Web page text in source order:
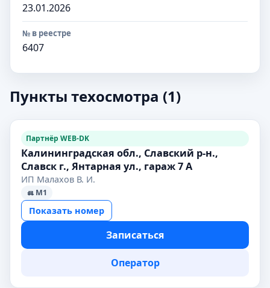
23.01.2026
№ в реестре
6407
Пункты техосмотра (1)
Партнёр WEB-DK
Калининградская обл., Славский р-н.,
Славск г., Янтарная ул., гараж 7 А
ИП Малахов В. И.
M1
Показать номер
Записаться
Оператор